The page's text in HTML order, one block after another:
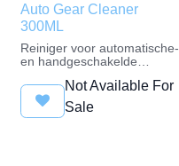
Auto Gear Cleaner
300ML
Reiniger voor automatische-
en handgeschakelde
Reinigt interne
componenten.
Verwijdert slib-, gom- en
Not Available For
Sale